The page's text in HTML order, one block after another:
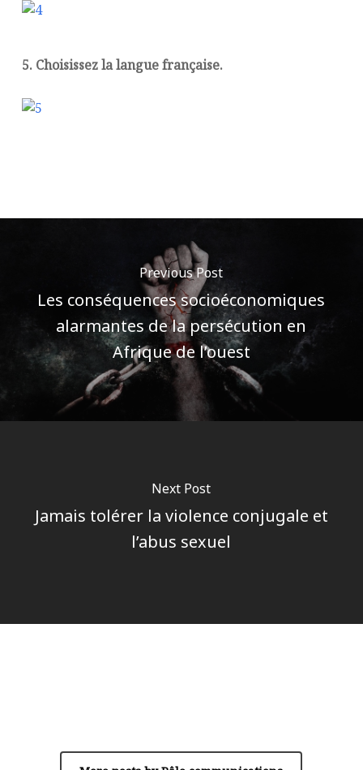
5. Choisissez la langue française.
Previous Post
Les conséquences socioéconomiques
alarmantes de la persécution en
Afrique de l’ouest
Next Post
Jamais tolérer la violence conjugale et
l’abus sexuel